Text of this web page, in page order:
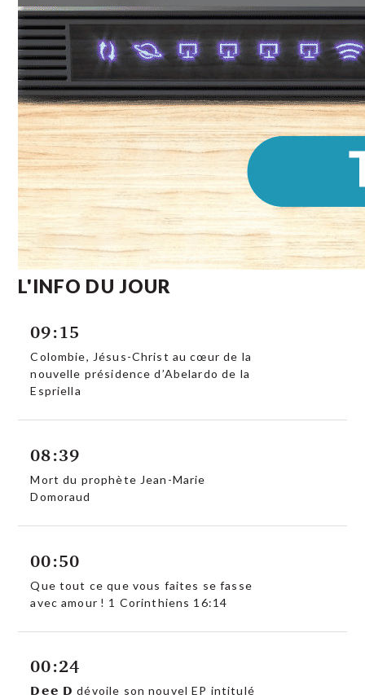
L'INFO DU JOUR
09:15
Colombie, Jésus-Christ au cœur de la
nouvelle présidence d’Abelardo de la
Espriella
08:39
Mort du prophète Jean-Marie
Domoraud
00:50
Que tout ce que vous faites se fasse
avec amour ! 1 Corinthiens 16:14
00:24
𝗗𝗲𝗲 𝗗 dévoile son nouvel EP intitulé